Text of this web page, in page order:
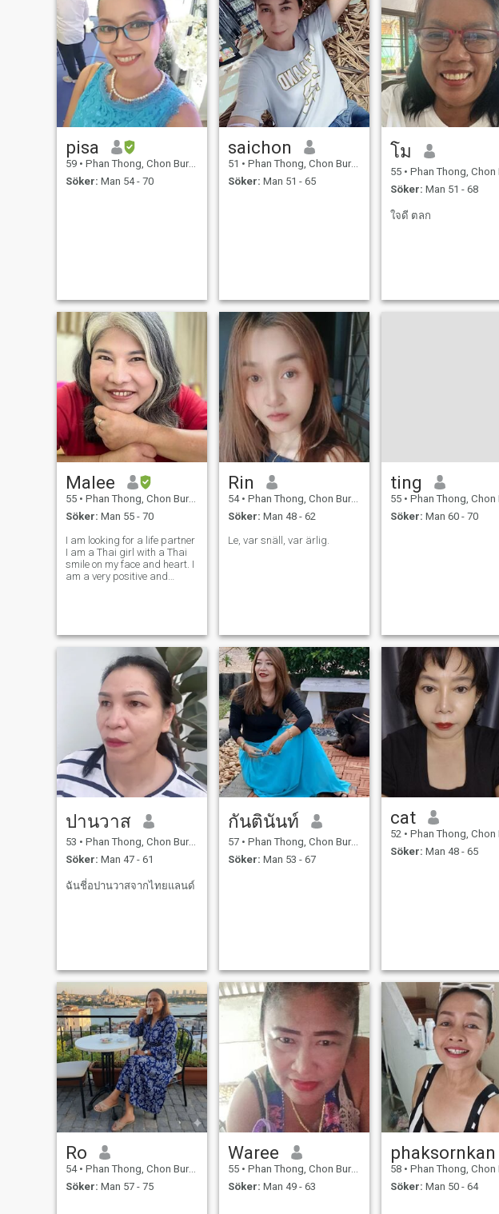
pisa
59 • Phan Thong, Chon Buri, Thailand
Söker: Man 54 - 70
saichon
51 • Phan Thong, Chon Buri, Thailand
Söker: Man 51 - 65
โม
55 • Phan Thong, Chon Buri,
Söker: Man 51 - 68
ใจดี ตลก
Malee
55 • Phan Thong, Chon Buri, Thailand
Söker: Man 55 - 70
I am looking for a life partner
I am a Thai girl with a Thai
smile on my face and heart. I
am a very positive and
happy and smile. I love
cookin
Rin
54 • Phan Thong, Chon Buri, Thailand
Söker: Man 48 - 62
Le, var snäll, var ärlig.
ting
55 • Phan Thong, Chon Buri,
Söker: Man 60 - 70
ปานวาส
53 • Phan Thong, Chon Buri, Thailand
Söker: Man 47 - 61
ฉันชี่อปานวาสจากไทยแลนด์
กันตินันท์
57 • Phan Thong, Chon Buri, Thailand
Söker: Man 53 - 67
cat
52 • Phan Thong, Chon Buri,
Söker: Man 48 - 65
Ro
54 • Phan Thong, Chon Buri, Thailand
Söker: Man 57 - 75
Waree
55 • Phan Thong, Chon Buri, Thailand
Söker: Man 49 - 63
phaksornkan
58 • Phan Thong, Chon Buri,
Söker: Man 50 - 64